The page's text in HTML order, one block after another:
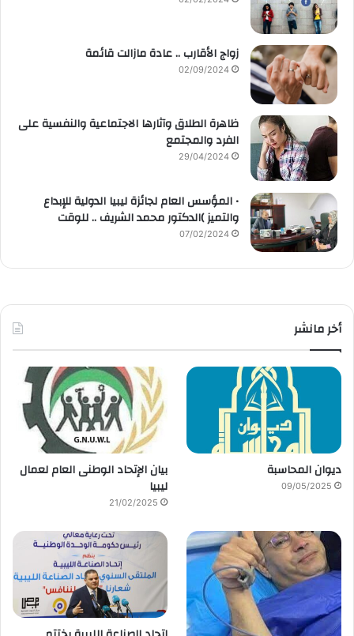
زواج الأقارب .. عادة مازالت قائمة
02/09/2024
ظاهرة الطلاق وآثارها الاجتماعية والنفسية على
الفرد والمجتمع
29/04/2024
• المؤسس العام لجائزة ليبيا الدولية للإبداع
والتميز )الدكتور محمد الشريف .. للوقت
07/02/2024
أخر مانشر
ديوان المحاسبة
09/05/2025
بيان الإتحاد الوطنى العام لعمال
ليبيا
21/02/2025